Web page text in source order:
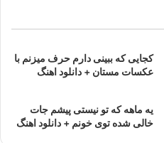
کجایی که ببینی دارم حرف میزنم با
عکسات مستان + دانلود اهنگ
یه ماهه که تو نیستی پیشم جات
خالی شده توی خونم + دانلود اهنگ